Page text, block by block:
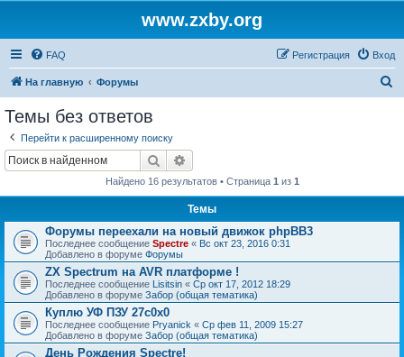
www.zxby.org
FAQ Вход
Регистрация
На главную Форумы
Темы без ответов
Перейти к расширенному поиску
Поиск
Найдено 16 результатов • Страница 1 из 1
Темы
Форумы переехали на новый движок phpBB3
Последнее сообщение Spectre « Вс окт 23, 2016 0:31
Добавлено в форуме Форумы
ZX Spectrum на AVR платформе !
Последнее сообщение Lisitsin « Ср окт 17, 2012 18:29
Добавлено в форуме Забор (общая тематика)
Куплю УФ ПЗУ 27с0х0
Последнее сообщение Pryanick « Ср фев 11, 2009 15:27
Добавлено в форуме Забор (общая тематика)
День Рождения Spectre!